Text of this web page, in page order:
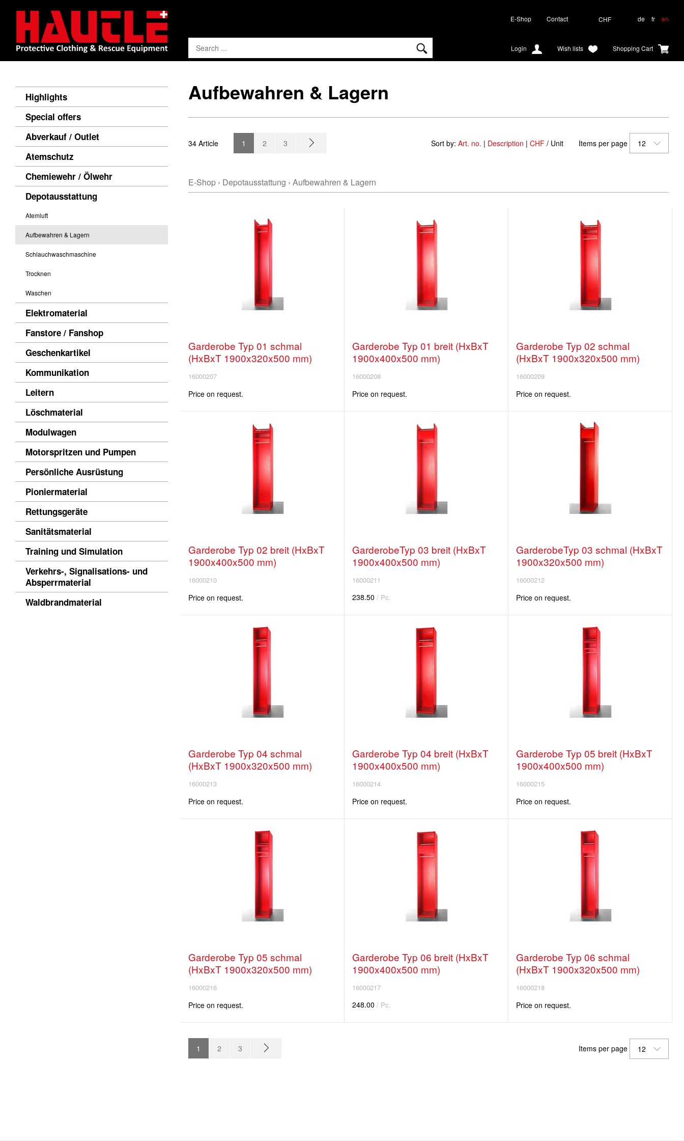
CHF de fr en
E-Shop Contact
Shopping Cart
Wish lists
Login
Highlights
Special offers
Abverkauf / Outlet
Atemschutz
Chemiewehr / Ölwehr
Depotausstattung
Atemluft
Aufbewahren & Lagern
Schlauchwaschmaschine
Trocknen
Waschen
Elektromaterial
Fanstore / Fanshop
Geschenkartikel
Kommunikation
Leitern
Löschmaterial
Modulwagen
Motorspritzen und Pumpen
Persönliche Ausrüstung
Pioniermaterial
Rettungsgeräte
Sanitätsmaterial
Training und Simulation
Verkehrs-, Signalisations- und
Absperrmaterial
Waldbrandmaterial
Aufbewahren & Lagern
Items per page 12
Sort by: Art. no. | Description | CHF / Unit
34 Article 1 2 3
E-Shop › Depotausstattung › Aufbewahren & Lagern
Garderobe Typ 01 schmal
(HxBxT 1900x320x500 mm)
16000207
Price on request.
Garderobe Typ 01 breit (HxBxT
1900x400x500 mm)
16000208
Price on request.
Garderobe Typ 02 schmal
(HxBxT 1900x320x500 mm)
16000209
Price on request.
Garderobe Typ 02 breit (HxBxT
1900x400x500 mm)
16000210
Price on request.
GarderobeTyp 03 breit (HxBxT
1900x400x500 mm)
16000211
238.50 / Pc.
GarderobeTyp 03 schmal (HxBxT
1900x320x500 mm)
16000212
Price on request.
Garderobe Typ 04 schmal
(HxBxT 1900x320x500 mm)
16000213
Price on request.
Garderobe Typ 04 breit (HxBxT
1900x400x500 mm)
16000214
Price on request.
Garderobe Typ 05 breit (HxBxT
1900x400x500 mm)
16000215
Price on request.
Garderobe Typ 05 schmal
(HxBxT 1900x320x500 mm)
16000216
Price on request.
Garderobe Typ 06 breit (HxBxT
1900x400x500 mm)
16000217
248.00 / Pc.
Garderobe Typ 06 schmal
(HxBxT 1900x320x500 mm)
16000218
Price on request.
Items per page 12
1 2 3